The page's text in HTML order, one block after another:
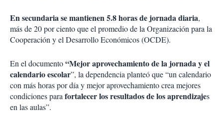
En secundaria se mantienen 5.8 horas de jornada diaria,
más de 20 por ciento que el promedio de la Organización para la
Cooperación y el Desarrollo Económicos (OCDE).
En el documento“Mejor aprovechamiento de la jornada y el
calendario escolar”, la dependencia planteó que “un calendario
con más horas por día y mejor aprovechamiento crea mejores
condiciones parafortalecer los resultados de los aprendizajes
en las aulas”.